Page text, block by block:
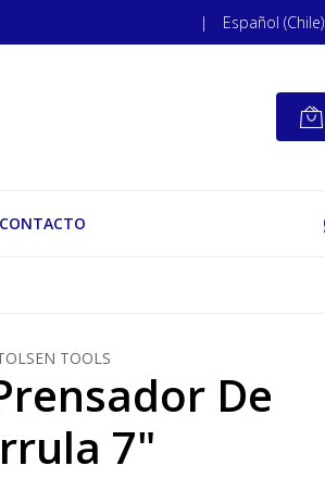
| Español (Chile)
CONTACTO
TOOLS
De
7"